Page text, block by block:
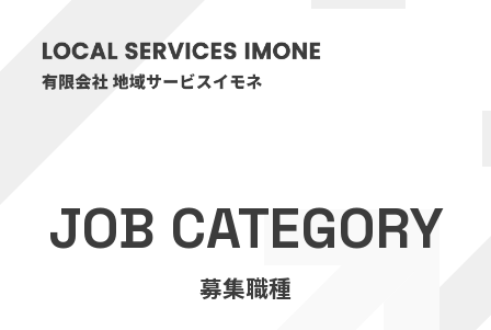
医療・介護事業
訪問看護リハビリステーション癒々
JOB CATEGORY
募集職種